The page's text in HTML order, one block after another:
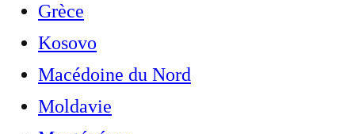
Grèce
Kosovo
Macédoine du Nord
Moldavie